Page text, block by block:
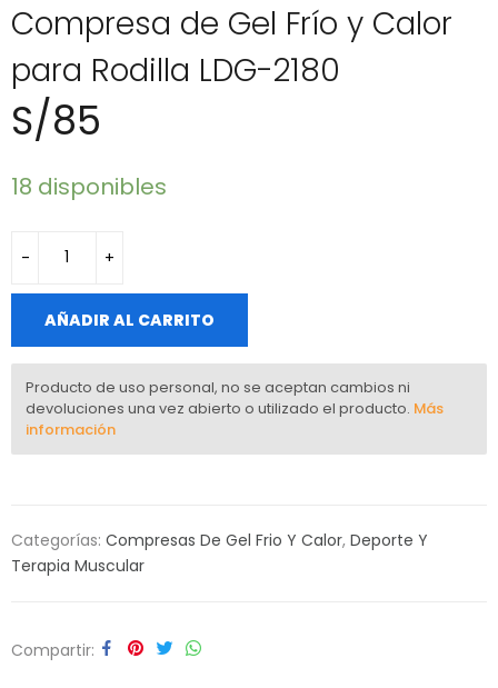
Compresa de Gel Frío y Calor
para Rodilla LDG-2180
S/85
18 disponibles
AÑADIR AL CARRITO
Producto de uso personal, no se aceptan cambios ni
devoluciones una vez abierto o utilizado el producto. Más
información
Categorías: Compresas De Gel Frio Y Calor, Deporte Y
Terapia Muscular
Compartir